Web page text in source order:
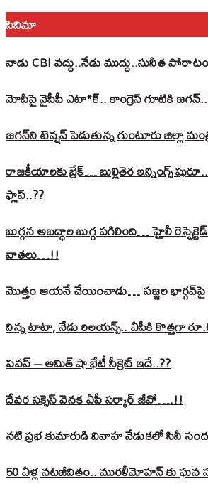
సినిమా
నాడు CBI వద్దు..నేడు ముద్దు..సునీత
మోదీపై వైసీపీ ఎటా*క్.. కాంగ్రెస్ గూటికి
జగన్‌ని టెన్షన్‌ పెడుతున్న గుంటూరు జిల్లా
రాజకీయాలకు బ్రేక్… బుల్లితెర ఇన్నింగ్స్
ఫ్లాప్..??
బుగ్గన అబద్ధాల బుగ్గ పగిలింది… హైలీ
వాతలు…!!
మొత్తం ఆయనే చేయించాడు… సజ్జల భార్గవ్‌పై
నిన్న టాటా, నేడు రిలయన్స్.. ఏపీకి కొత్తగా
పవన్‌ – అమిత్‌ షా భేటీ సీక్రెట్‌ ఇదే..??
దేవర సక్సెస్‌ వెనక ఏపీ సర్కార్‌ జీవో….!!
నటి ప్రభ కుమారుడి వివాహ వేడుకలో సినీ
50 ఏళ్ల నటజీవితం.. మురళీమోహన్ కు ఘన